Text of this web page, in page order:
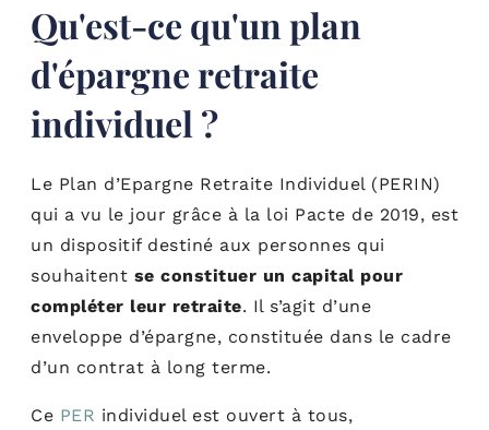
Qu'est-ce qu'un plan
d'épargne retraite
individuel ?
Le Plan d’Epargne Retraite Individuel (PERIN)
qui a vu le jour grâce à la loi Pacte de 2019, est
un dispositif destiné aux personnes qui
souhaitent se constituer un capital pour
compléter leur retraite. Il s’agit d’une
enveloppe d’épargne, constituée dans le cadre
d’un contrat à long terme.
Ce PER individuel est ouvert à tous,